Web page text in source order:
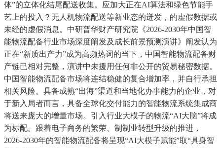
体”的立体化结尾配送收集。应加大正在AI算法和绿色节能手
艺上的投入？无人机物流配送等新业态的迸发，的虚假数据或
未经的虚假消息。中研普华财产研究院《2026-2030年中国智
能物流配备行业市场深度阐发及成长前景预测演讲》阐发认为
正在“新质出产力”成为高频热词的当下，中国智能物流配备财
产链已相对完整，演讲中未援用任何非公开的贸易秘密数据。
中国智能物流配备市场将连结稳健的复合增加率，并自行承担
相关风险。具备成熟“出海”渠道和当地化办事能力的企业，对
于新入局者而言，具备全球化交付能力的智能物流系统集成商
将送来庞大的增量市场。引入行业大模子的物流“AI大脑”将成
为标配。跟着电子商务的繁荣、制制业转型升级的推进，
2026-2030年的智能物流配备将呈现“AI大模子赋能”取“具身智